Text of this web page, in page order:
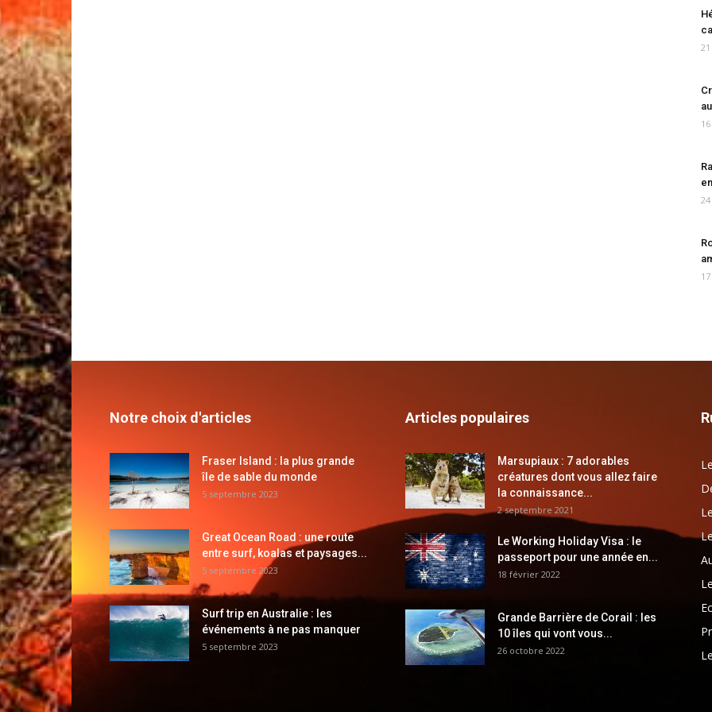
Notre choix d'articles
Fraser Island : la plus grande
île de sable du monde
5 septembre 2023
Great Ocean Road : une route
entre surf, koalas et paysages...
5 septembre 2023
Surf trip en Australie : les
événements à ne pas manquer
5 septembre 2023
Articles populaires
Marsupiaux : 7 adorables
créatures dont vous allez faire
la connaissance...
2 septembre 2021
Le Working Holiday Visa : le
passeport pour une année en...
18 février 2022
Grande Barrière de Corail : les
10 îles qui vont vous...
26 octobre 2022